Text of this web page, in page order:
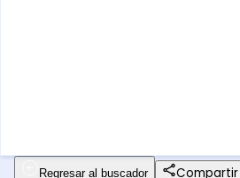
Regresar al buscador Compartir